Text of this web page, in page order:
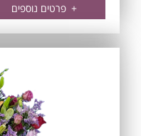
+ פרטים נוספים